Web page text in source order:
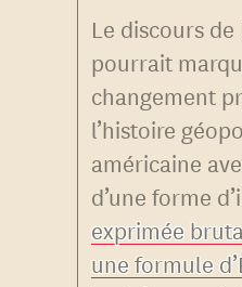
Le discours
pourrait
changement
l’histoire
américaine
d’une forme
exprimée
une formule